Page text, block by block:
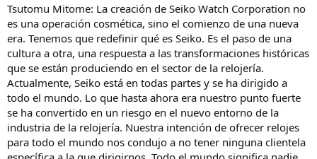
Tsutomu Mitome: La creación de Seiko Watch Corporation no
es una operación cosmética, sino el comienzo de una nueva
era. Tenemos que redefinir qué es Seiko. Es el paso de una
cultura a otra, una respuesta a las transformaciones históricas
que se están produciendo en el sector de la relojería.
Actualmente, Seiko está en todas partes y se ha dirigido a
todo el mundo. Lo que hasta ahora era nuestro punto fuerte
se ha convertido en un riesgo en el nuevo entorno de la
industria de la relojería. Nuestra intención de ofrecer relojes
para todo el mundo nos condujo a no tener ninguna clientela